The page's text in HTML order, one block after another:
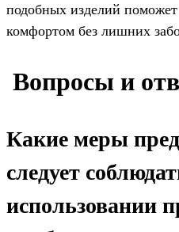
подобных изделий поможет
комфортом без лишних
Вопросы и
Какие меры
следует
использовании